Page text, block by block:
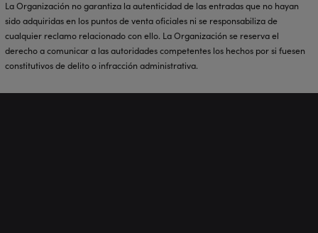
La Organización no garantiza la autenticidad de las entradas que no hayan
sido adquiridas en los puntos de venta oficiales ni se responsabiliza de
cualquier reclamo relacionado con ello. La Organización se reserva el
derecho a comunicar a las autoridades competentes los hechos por si fuesen
constitutivos de delito o infracción administrativa.